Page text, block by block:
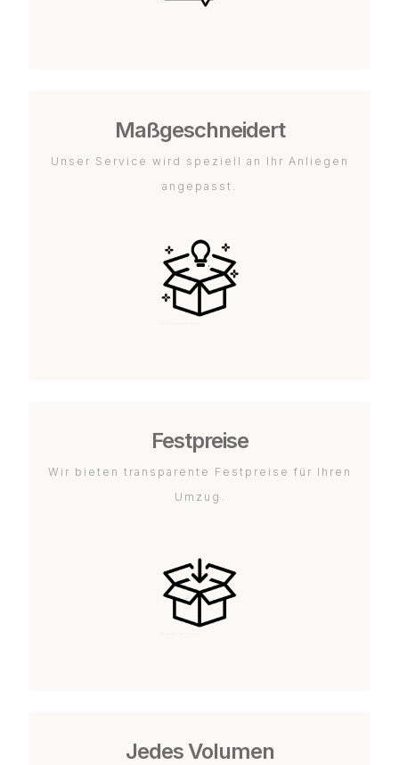
Maßgeschneidert
Unser Service wird speziell an Ihr Anliegen
angepasst.
Festpreise
Wir bieten transparente Festpreise für Ihren
Umzug.
Jedes Volumen